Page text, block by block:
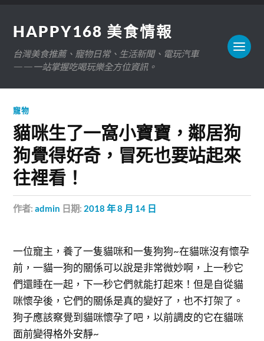
HAPPY168 美食情報
台灣美食推薦、寵物日常、生活新聞、電玩汽車
——一站掌握吃喝玩樂全方位資訊。
寵物
貓咪生了一窩小寶寶，鄰居狗
狗覺得好奇，冒死也要站起來
往裡看！
作者:admin 日期: 2018 年 8 月 14 日
一位寵主，養了一隻貓咪和一隻狗狗~在貓咪沒有懷孕
前，一貓一狗的關係可以說是非常微妙啊，上一秒它
們還睡在一起，下一秒它們就能打起來！但是自從貓
咪懷孕後，它們的關係是真的變好了，也不打架了。
狗子應該察覺到貓咪懷孕了吧，以前調皮的它在貓咪
面前變得格外安靜~